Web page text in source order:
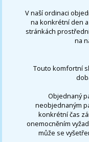
V naší ordinaci
na konkrétní den
stránkách
na
Touto komfortní
Objednaný
neobjednaným
konkrétní čas
onemocněním
může se